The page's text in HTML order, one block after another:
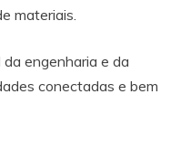
materiais.
engenharia e da
conectadas e bem